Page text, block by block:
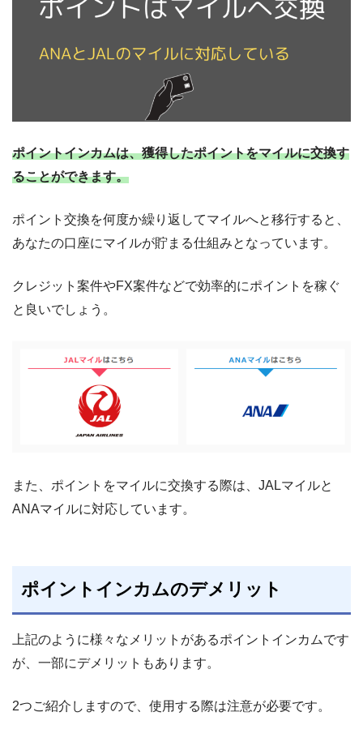
ポイントインカムは、獲得したポイントをマイルに交換す
ることができます。
ポイント交換を何度か繰り返してマイルへと移行すると、
あなたの口座にマイルが貯まる仕組みとなっています。
クレジット案件やFX案件などで効率的にポイントを稼ぐ
と良いでしょう。
また、ポイントをマイルに交換する際は、JALマイルと
ANAマイルに対応しています。
ポイントインカムのデメリット
上記のように様々なメリットがあるポイントインカムです
が、一部にデメリットもあります。
2つご紹介しますので、使用する際は注意が必要です。